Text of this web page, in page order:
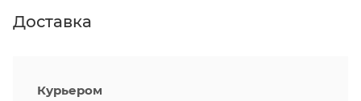
Доставка
Курьером